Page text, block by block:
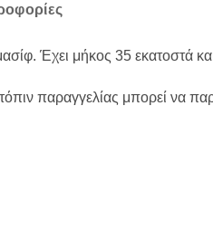
Έχει μήκος 35 εκατοστά
παραγγελίας μπορεί να